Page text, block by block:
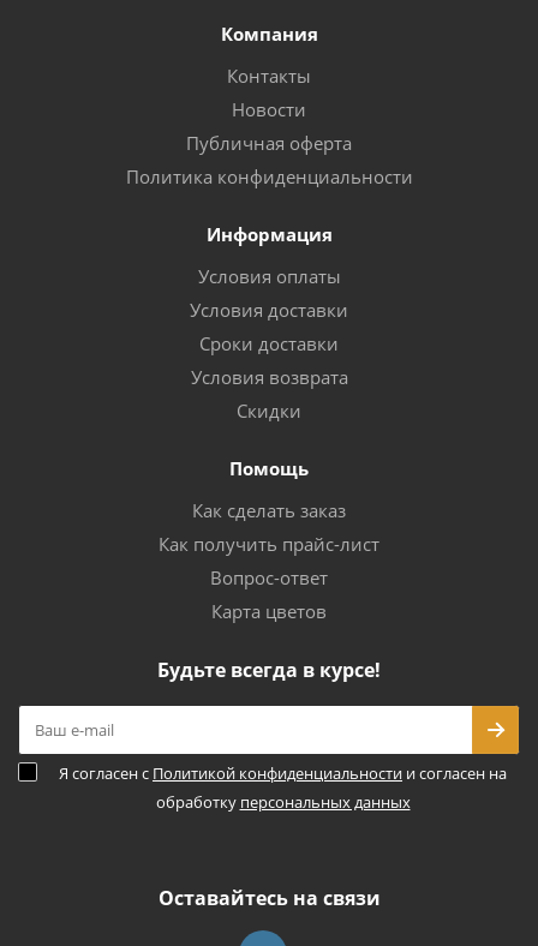
Компания
Контакты
Новости
Публичная оферта
Политика конфиденциальности
Информация
Условия оплаты
Условия доставки
Сроки доставки
Условия возврата
Скидки
Помощь
Как сделать заказ
Как получить прайс-лист
Вопрос-ответ
Карта цветов
Будьте всегда в курсе!
Я согласен с Политикой конфиденциальности и согласен на
обработку персональных данных
Оставайтесь на связи